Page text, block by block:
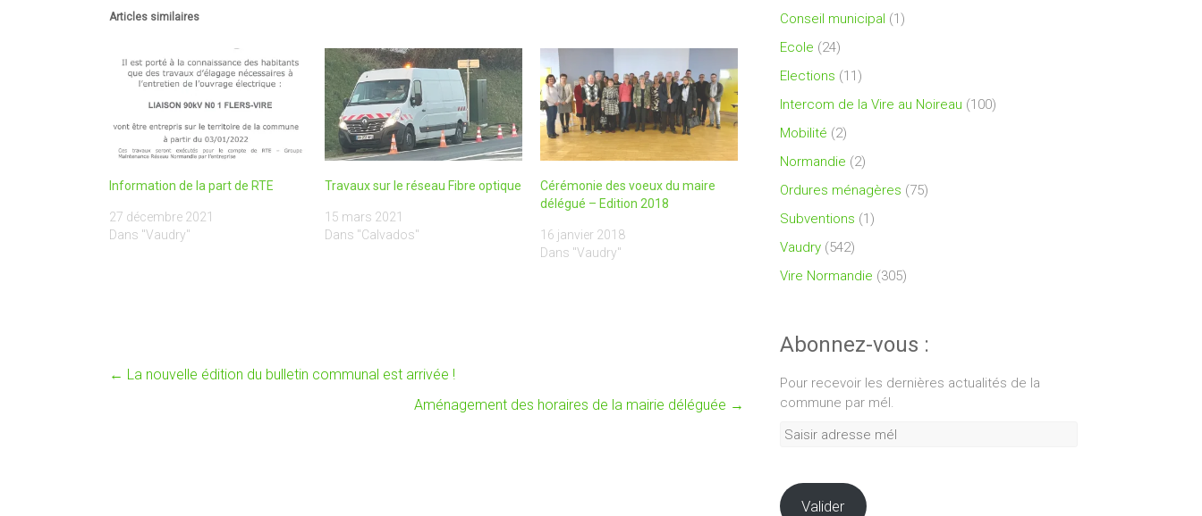
Articles similaires
Information de la part de RTE
27 décembre 2021
Dans "Vaudry"
Travaux sur le réseau Fibre optique
15 mars 2021
Dans "Calvados"
Cérémonie des voeux du maire
délégué – Edition 2018
16 janvier 2018
Dans "Vaudry"
← La nouvelle édition du bulletin communal est arrivée !
Aménagement des horaires de la mairie déléguée →
Conseil municipal (1)
Ecole (24)
Elections (11)
Intercom de la Vire au Noireau (100)
Mobilité (2)
Normandie (2)
Ordures ménagères (75)
Subventions (1)
Vaudry (542)
Vire Normandie (305)
Abonnez-vous :
Pour recevoir les dernières actualités de la
commune par mél.
Saisir
Valider